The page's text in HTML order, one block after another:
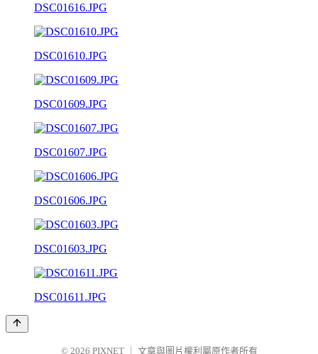
DSC01616.JPG
DSC01610.JPG
DSC01609.JPG
DSC01607.JPG
DSC01606.JPG
DSC01603.JPG
DSC01611.JPG
© 2026 PIXNET 文章與圖片權利屬原作者所有